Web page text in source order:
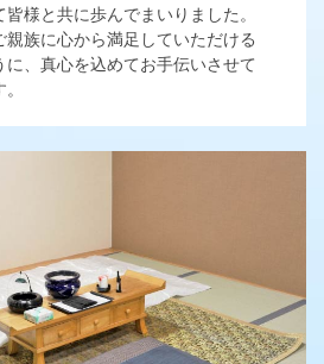
様と共に歩んでまいりました。
親族に心から満足していただける
に、真心を込めてお手伝いさせて